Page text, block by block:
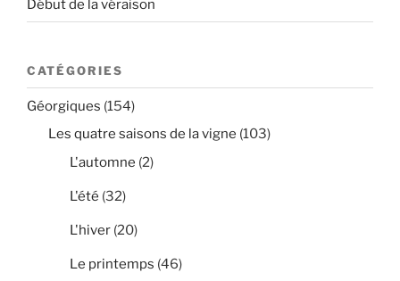
Début de la véraison
CATÉGORIES
Géorgiques (154)
Les quatre saisons de la vigne (103)
L'automne (2)
L'été (32)
L'hiver (20)
Le printemps (46)